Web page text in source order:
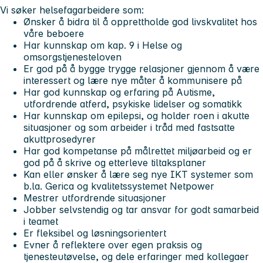
Vi søker helsefagarbeidere som:
Ønsker å bidra til å opprettholde god livskvalitet hos
våre beboere
Har kunnskap om kap. 9 i Helse og
omsorgstjenesteloven
Er god på å bygge trygge relasjoner gjennom å være
interessert og lære nye måter å kommunisere på
Har god kunnskap og erfaring på Autisme,
utfordrende atferd, psykiske lidelser og somatikk
Har kunnskap om epilepsi, og holder roen i akutte
situasjoner og som arbeider i tråd med fastsatte
akuttprosedyrer
Har god kompetanse på målrettet miljøarbeid og er
god på å skrive og etterleve tiltaksplaner
Kan eller ønsker å lære seg nye IKT systemer som
b.la. Gerica og kvalitetssystemet Netpower
Mestrer utfordrende situasjoner
Jobber selvstendig og tar ansvar for godt samarbeid
i teamet
Er fleksibel og løsningsorientert
Evner å reflektere over egen praksis og
tjenesteutøvelse, og dele erfaringer med kollegaer